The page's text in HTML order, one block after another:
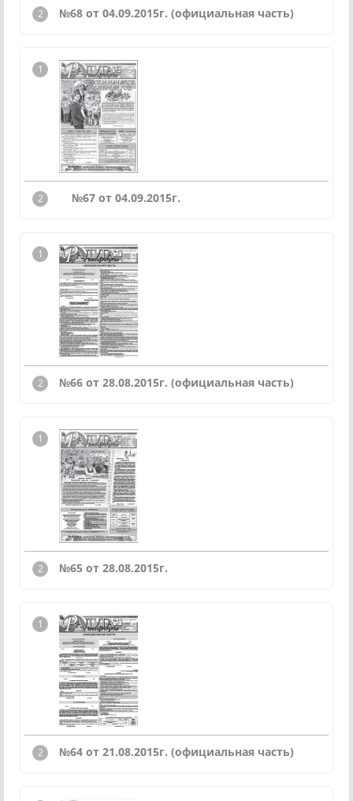
№68 от 04.09.2015г. (официальная часть)
№67 от 04.09.2015г.
№66 от 28.08.2015г. (официальная часть)
№65 от 28.08.2015г.
№64 от 21.08.2015г. (официальная часть)